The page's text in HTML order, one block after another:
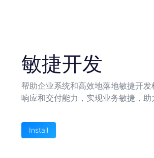
敏捷开发
帮助企业系统和高效地落地敏捷开
响应和交付能力，实现业务敏捷，助
Install